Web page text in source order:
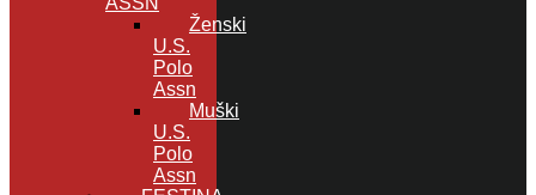
Ženski
U.S.
Polo
Assn
Muški
U.S.
Polo
Assn